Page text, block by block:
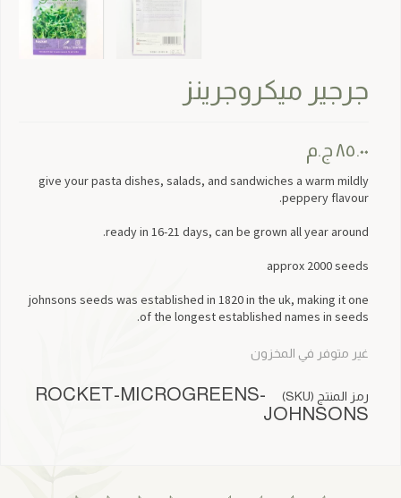
جرجير ميكروجرينز
٨٥.٠٠ ج.م
give your pasta dishes, salads, and sandwiches a warm mildly
peppery flavour.
ready in 16-21 days, can be grown all year around.
approx 2000 seeds
johnsons seeds was established in 1820 in the uk, making it one
of the longest established names in seeds.
غير متوفر في المخزون
رمز المنتج (SKU)
ROCKET-MICROGREENS-
JOHNSONS